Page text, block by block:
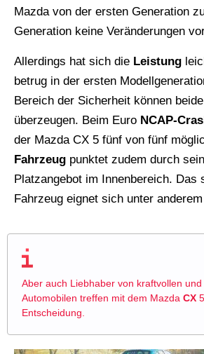
Mazda von der ersten Generation
Generation keine Veränderungen
Allerdings hat sich die Leistung
betrug in der ersten
Bereich der Sicherheit können beide
überzeugen. Beim Euro NCAP-
der Mazda CX 5 fünf von fünf
Fahrzeug punktet zudem durch
Platzangebot im Innenbereich. Das
Fahrzeug eignet sich unter
Aber auch Liebhaber von kraftvollen
Automobilen treffen mit dem Mazda CX
Entscheidung.